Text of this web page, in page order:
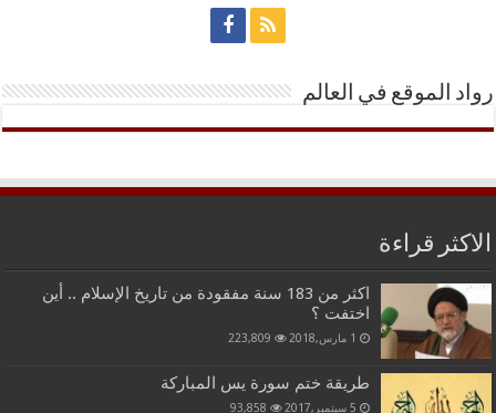
رواد الموقع في العالم
الاكثر قراءة
اكثر من 183 سنة مفقودة من تاريخ الإسلام .. أين
اختفت ؟
1 مارس,2018 223,809
طريقة ختم سورة يس المباركة
5 سبتمبر,2017 93,858